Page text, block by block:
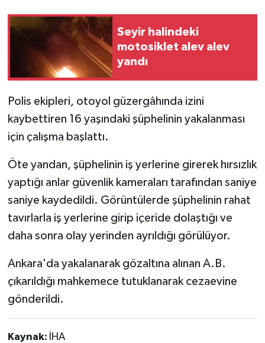
Seyir halindeki
motosiklet alev alev
yandı
Polis ekipleri, otoyol güzergâhında izini
kaybettiren 16 yaşındaki şüphelinin yakalanması
için çalışma başlattı.
Öte yandan, şüphelinin iş yerlerine girerek hırsızlık
yaptığı anlar güvenlik kameraları tarafından saniye
saniye kaydedildi. Görüntülerde şüphelinin rahat
tavırlarla iş yerlerine girip içeride dolaştığı ve
daha sonra olay yerinden ayrıldığı görülüyor.
Ankara'da yakalanarak gözaltına alınan A.B.
çıkarıldığı mahkemece tutuklanarak cezaevine
gönderildi.
Kaynak: İHA